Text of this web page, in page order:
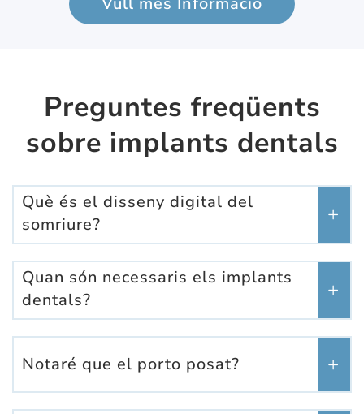
Preguntes freqüents
sobre implants dentals
Què és el disseny digital del
somriure?
Quan són necessaris els implants
dentals?
Notaré que el porto posat?